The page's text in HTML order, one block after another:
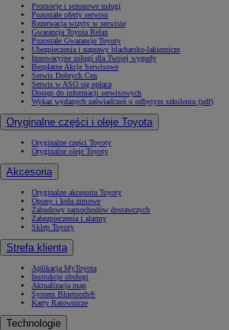
Promocje i sezonowe usługi
Pozostałe oferty serwisu
Rezerwacja wizyty w serwisie
Gwarancja Toyota Relax
Pozostałe Gwarancje Toyoty
Ubezpieczenia i naprawy blacharsko-lakiernicze
Innowacyjne usługi dla Twojej wygody
Bezpłatne Akcje Serwisowe
Serwis Dobrych Cen
Serwis w ASO się opłaca
Dostęp do informacji serwisowych
Wykaz wydanych zaświadczeń o odbytym szkoleniu (pdf)
Oryginalne części i oleje Toyota
Oryginalne części Toyoty
Oryginalne oleje Toyoty
Akcesoria
Oryginalne akcesoria Toyoty
Opony i koła zimowe
Zabudowy samochodów dostawczych
Zabezpieczenia i alarmy
Sklep Toyoty
Strefa klienta
Aplikacja MyToyota
Instrukcje obsługi
Aktualizacja map
System Bluetooth®
Karty Ratownicze
Technologie